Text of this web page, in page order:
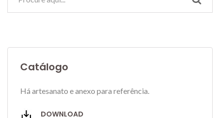
Catálogo
Há artesanato e anexo para referência.
DOWNLOAD